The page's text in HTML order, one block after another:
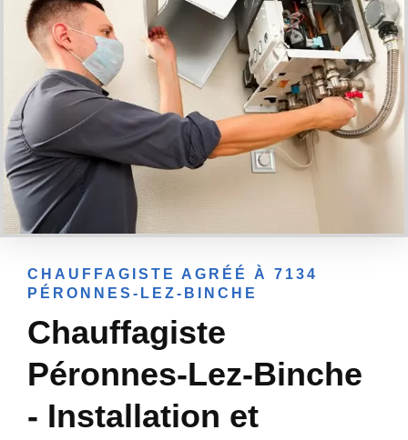
CHAUFFAGISTE AGRÉÉ À 7134
PÉRONNES-LEZ-BINCHE
Chauffagiste
Péronnes-Lez-Binche
- Installation et